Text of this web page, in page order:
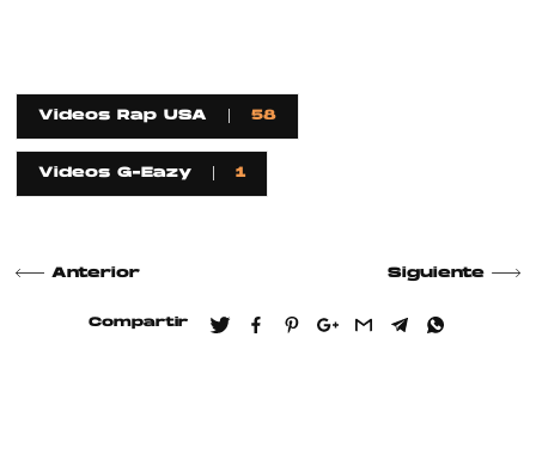
Videos Rap USA 58
Videos G-Eazy 1
Anterior Siguiente
Compartir